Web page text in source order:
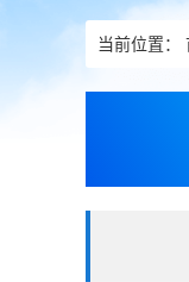
当前位置：